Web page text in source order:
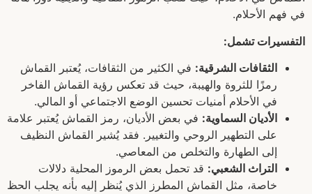
في فهم الأحلام.
التفسيرات تشمل:
الثقافات الشرقية: في الكثير من الثقافات، يُعتبر القماش
رمزًا للثروة والهيبة، حيث قد تعكس رؤية القماش الفاخر
في الأحلام أمنيات تحسين الوضع الاجتماعي أو المالي.
الأديان السماوية: في بعض الأديان، رمز القماش يُعتبر علامة
على التطهير الروحي والتغيير. فقد يُشير القماش النظيف
إلى الطهارة والتخلص من المعاصي.
التراث الشعبي: قد تحمل بعض الرموز المحلية دلالات
خاصة، مثل القماش المطرز الذي يُنظر إليه بأنه يجلب الحظ